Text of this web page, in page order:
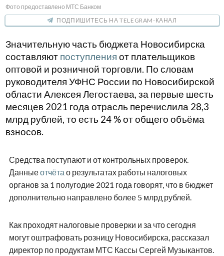
Фото предоставлено МТС Банком
ПОДПИШИТЕСЬ НА TELEGRAM-КАНАЛ
Значительную часть бюджета Новосибирска
составляют поступления от плательщиков
оптовой и розничной торговли. По словам
руководителя УФНС России по Новосибирской
области Алексея Легостаева, за первые шесть
месяцев 2021 года отрасль перечислила 28,3
млрд рублей, то есть 24 % от общего объёма
взносов.
Средства поступают и от контрольных проверок.
Данныеотчёта о результатах работы налоговых
органов за 1 полугодие 2021 года говорят, что в бюджет
дополнительно направлено более 5 млрд рублей.
Как проходят налоговые проверки и за что сегодня
могут оштрафовать розницу Новосибирска, рассказал
директор по продуктам МТС Кассы Сергей Музыкантов.